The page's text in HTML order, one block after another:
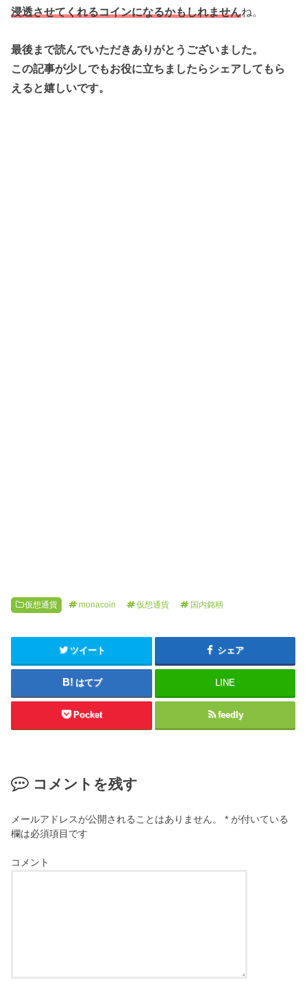
浸透させてくれるコインになるかもしれませんね。
最後まで読んでいただきありがとうございました。
この記事が少しでもお役に立ちましたらシェアしてもら
えると嬉しいです。
仮想通貨 monacoin 仮想通貨 国内銘柄
ツイート シェア
はてブ LINE
Pocket feedly
コメントを残す
メールアドレスが公開されることはありません。 * が付いている
欄は必須項目です
コメント